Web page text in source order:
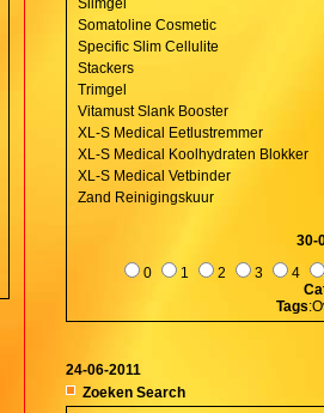
Slimgel
Somatoline Cosmetic
Specific Slim Cellulite
Stackers
Trimgel
Vitamust Slank Booster
XL-S Medical Eetlustremmer
XL-S Medical Koolhydraten Blokker
XL-S Medical Vetbinder
Zand Reinigingskuur
30-
0
1 2 3
4
Tags
24-06-2011
Zoeken Search